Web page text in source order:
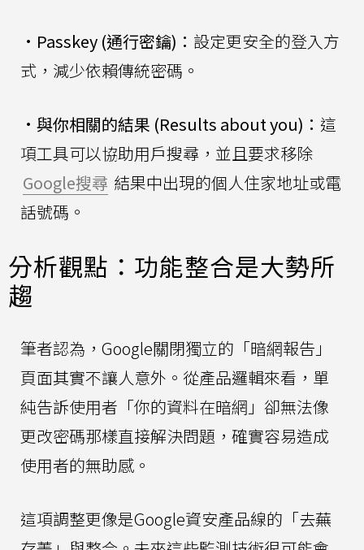
• Passkey (通行密鑰)： 設定更安全的登入方
式，減少依賴傳統密碼。
• 與你相關的結果 (Results about you)： 這
項工具可以協助用戶搜尋，並且要求移除
Google搜尋 結果中出現的個人住家地址或電
話號碼。
分析觀點：功能整合是大勢所
趨
筆者認為，Google關閉獨立的「暗網報告」
頁面其實不讓人意外。從產品邏輯來看，單
純告訴使用者「你的資料在暗網」卻無法像
更改密碼那樣直接解決問題，確實容易造成
使用者的無助感。
這項調整更像是Google資安產品線的「去蕪